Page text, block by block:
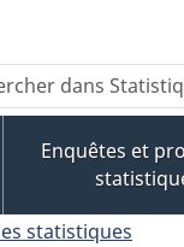
Enquêtes et
statistiques